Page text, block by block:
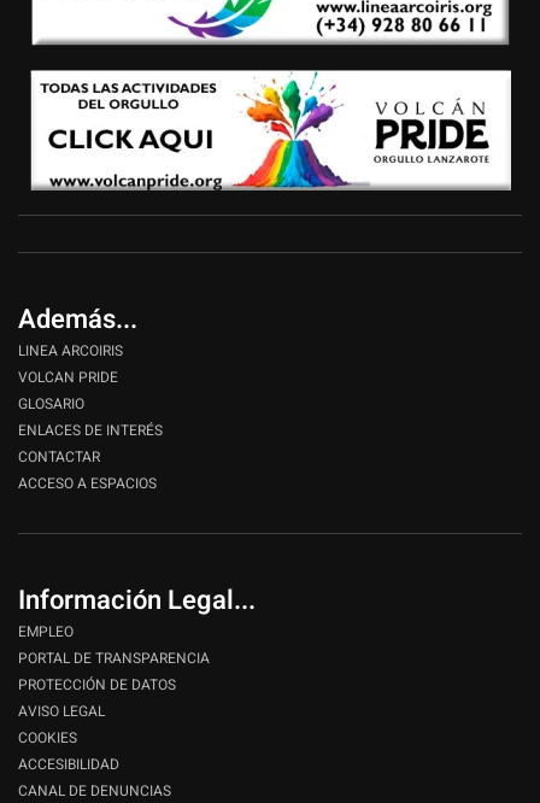
Además...
LINEA ARCOIRIS
VOLCAN PRIDE
GLOSARIO
ENLACES DE INTERÉS
CONTACTAR
ACCESO A ESPACIOS
Información Legal...
EMPLEO
PORTAL DE TRANSPARENCIA
PROTECCIÓN DE DATOS
AVISO LEGAL
COOKIES
ACCESIBILIDAD
CANAL DE DENUNCIAS